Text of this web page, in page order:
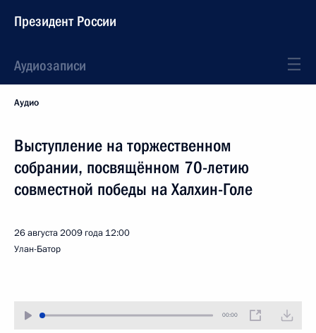
Президент России
Аудиозаписи
Аудио
Выступление на торжественном
собрании, посвящённом 70-летию
совместной победы на Халхин-Голе
26 августа 2009 года 12:00
Улан-Батор
00:00